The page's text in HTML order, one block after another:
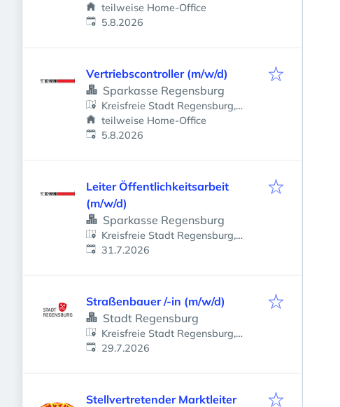
Regensburg, Deutschland
teilweise Home-Office
Veröffentlicht
5.8.2026
Vertriebscontroller (m/w/d)
Sparkasse Regensburg
Kreisfreie Stadt Regensburg,
Regensburg, Deutschland
teilweise Home-Office
Veröffentlicht
5.8.2026
Leiter Öffentlichkeitsarbeit
(m/w/d)
Sparkasse Regensburg
Kreisfreie Stadt Regensburg,
Regensburg, Deutschland
Veröffentlicht:
31.7.2026
Straßenbauer /-in (m/w/d)
Stadt Regensburg
Kreisfreie Stadt Regensburg,
Regensburg, Deutschland
Veröffentlicht:
29.7.2026
Stellvertretender Marktleiter